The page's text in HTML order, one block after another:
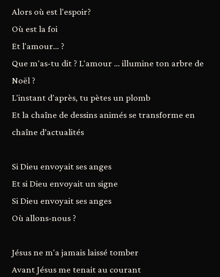
Alors où est l'espoir?
Où est la foi
Et l'amour... ?
Que m'as-tu dit ? L'amour … illumine ton arbre de
Noël ?
L'instant d'après, tu pètes un plomb
Et la chaîne de dessins animés se transforme en
chaîne d’actualités
Si Dieu envoyait ses anges
Et si Dieu envoyait un signe
Si Dieu envoyait ses anges
Où allons-nous ?
Jésus ne m'a jamais laissé tomber
Avant Jésus me tenait au courant